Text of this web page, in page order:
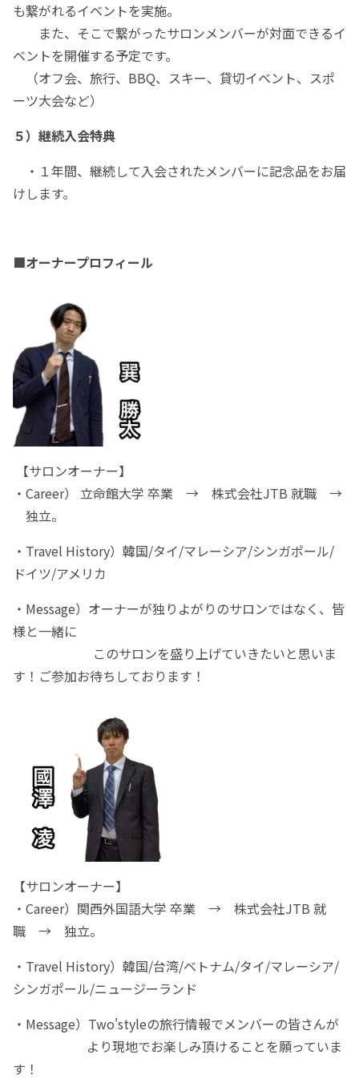
も繋がれるイベントを実施。
また、そこで繋がったサロンメンバーが対面できるイ
ベントを開催する予定です。
（オフ会、旅行、BBQ、スキー、貸切イベント、スポ
ーツ大会など）
５）継続入会特典
・１年間、継続して入会されたメンバーに記念品をお届
けします。
■オーナープロフィール
【サロンオーナー】
・Career） 立命館大学 卒業 → 株式会社JTB 就職 →
独立。
・Travel History）韓国/タイ/マレーシア/シンガポール/
ドイツ/アメリカ
・Message）オーナーが独りよがりのサロンではなく、皆
様と一緒に
このサロンを盛り上げていきたいと思いま
す！ご参加お待ちしております！
【サロンオーナー】
・Career）関西外国語大学 卒業 → 株式会社JTB 就
職 → 独立。
・Travel History）韓国/台湾/ベトナム/タイ/マレーシア/
シンガポール/ニュージーランド
・Message）Two'styleの旅行情報でメンバーの皆さんが
より現地でお楽しみ頂けることを願っていま
す！